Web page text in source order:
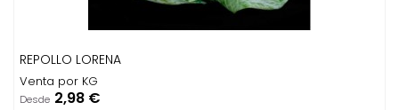
REPOLLO LORENA
Venta por KG
Desde Precio
2,98 €